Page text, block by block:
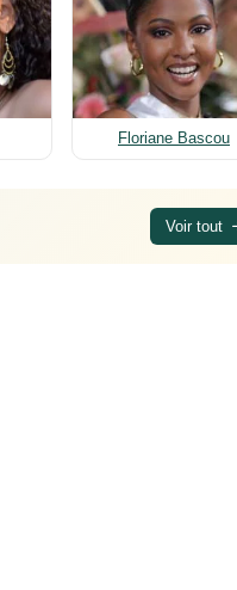
Floriane Bascou
Voir tout